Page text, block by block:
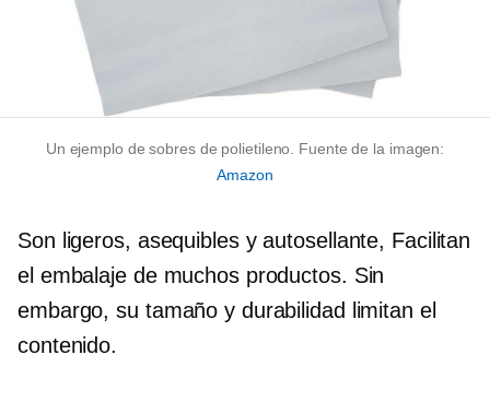
Un ejemplo de sobres de polietileno. Fuente de la imagen:
Amazon
Son ligeros, asequibles yautosellante, Facilitan
el embalaje de muchos productos. Sin
embargo, su tamaño y durabilidad limitan el
contenido.